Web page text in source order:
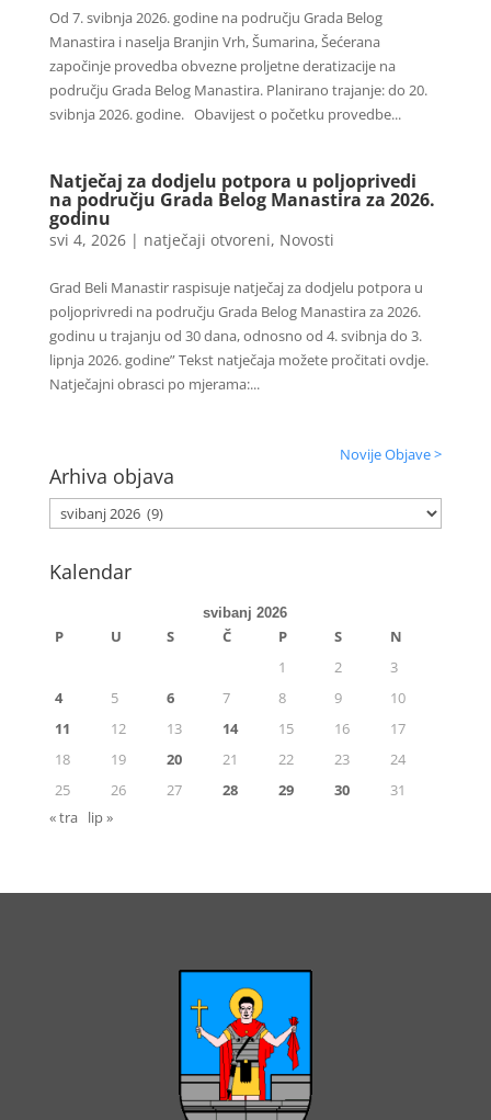
Od 7. svibnja 2026. godine na području Grada Belog
Manastira i naselja Branjin Vrh, Šumarina, Šećerana
započinje provedba obvezne proljetne deratizacije na
području Grada Belog Manastira. Planirano trajanje: do 20.
svibnja 2026. godine. Obavijest o početku provedbe...
Natječaj za dodjelu potpora u poljoprivedi
na području Grada Belog Manastira za 2026.
godinu
svi 4, 2026| natječaji otvoreni, Novosti
Grad Beli Manastir raspisuje natječaj za dodjelu potpora u
poljoprivredi na području Grada Belog Manastira za 2026.
godinu u trajanju od 30 dana, odnosno od 4. svibnja do 3.
lipnja 2026. godine” Tekst natječaja možete pročitati ovdje.
Natječajni obrasci po mjerama:...
Novije Objave >
Arhiva objava
Kalendar
svibanj 2026
P U S Č P S
N
1
2
3
4
5 6 7 8 9
10
11
12 13 14 15 16
17
18
19 20 21 22 23
24
25
26 27 28 29 30
31
« tra lip »